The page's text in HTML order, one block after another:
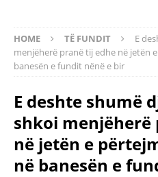
HOME TË FUNDIT
E
menjëherë pranë tij edhe në jetën
banesën e fundit nënë e bir
E deshte shumë
shkoi menjëherë
në jetën e
në banesën e